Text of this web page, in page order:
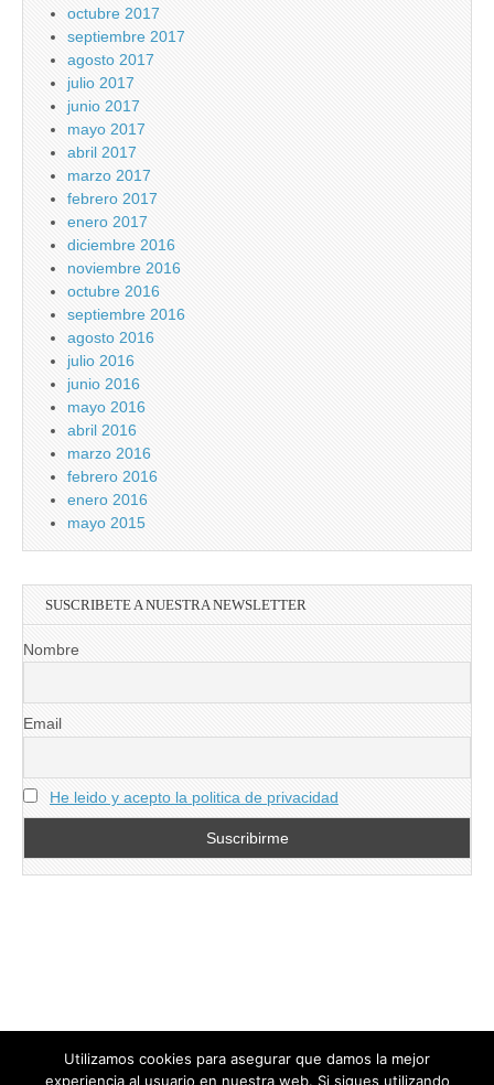
octubre 2017
septiembre 2017
agosto 2017
julio 2017
junio 2017
mayo 2017
abril 2017
marzo 2017
febrero 2017
enero 2017
diciembre 2016
noviembre 2016
octubre 2016
septiembre 2016
agosto 2016
julio 2016
junio 2016
mayo 2016
abril 2016
marzo 2016
febrero 2016
enero 2016
mayo 2015
SUSCRIBETE A NUESTRA NEWSLETTER
Nombre
Email
He leido y acepto la politica de privacidad
Utilizamos cookies para asegurar que damos la mejor
experiencia al usuario en nuestra web. Si sigues utilizando